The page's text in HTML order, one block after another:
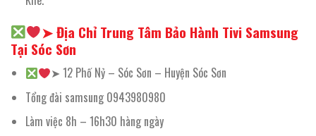
➤ Địa Chỉ Trung Tâm Bảo Hành Tivi Samsung
Tại Sóc Sơn
➤ 12 Phố Nỷ – Sóc Sơn – Huyện Sóc Sơn
Tổng đài samsung 0943980980
Làm việc 8h – 16h30 hàng ngày